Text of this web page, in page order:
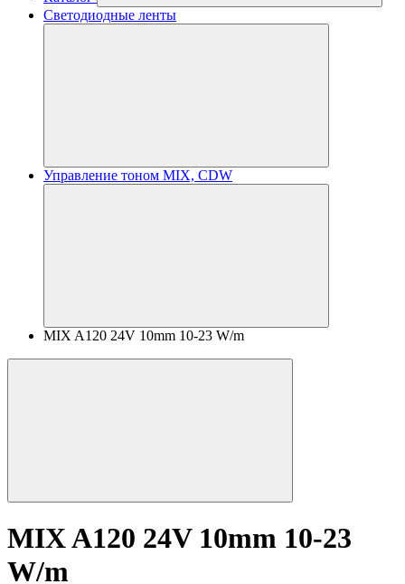
Светодиодные ленты
Управление тоном MIX, CDW
MIX A120 24V 10mm 10-23 W/m
MIX A120 24V 10mm 10-23
W/m